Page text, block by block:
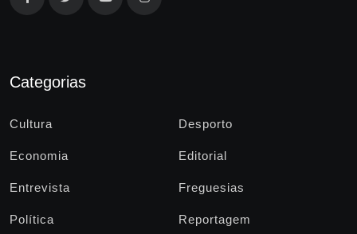
Categorias
Cultura Desporto
Economia Editorial
Entrevista Freguesias
Política Reportagem